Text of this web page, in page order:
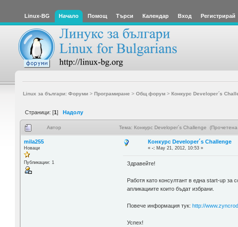
Linux-BG Начало Помощ Търси Календар Вход Регистрирай
Linux за българи: Форуми> Програмиране > Общ форум> Конкурс Developer´s
Страници: [1] Надолу
Автор Тема: Конкурс Developer´s Challenge
mila255
Новаци
Публикации: 1
Конкурс Developer´s Challenge
«-: May 21, 2012, 10:53 »
Здравейте!
Работя като консултант в една start-up
апликациите които бъдат избрани.
Повече информация тук: http://
Успех!